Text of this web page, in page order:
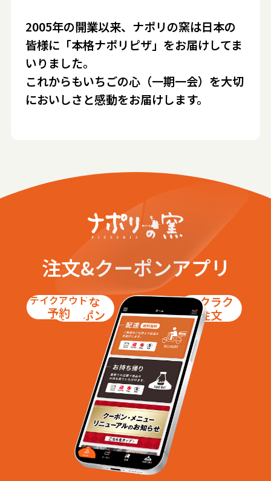
2005年の開業以来、ナポリの窯は日本の
皆様に「本格ナポリピザ」をお届けしてま
いりました。
これからもいちごの心（一期一会）を大切
においしさと感動をお届けします。
注文&クーポンアプリ
お得な
クーポン
テイクアウト
予約
ラクラク
注文